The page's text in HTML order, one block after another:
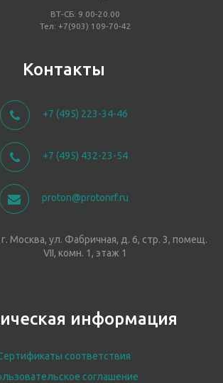
ВТ-СБ: 9.00-20.00
Тел: +7(903) 109-70-42
Контакты
+7 (495) 223-34-46
+7 (495) 432-23-54
proton@protonrf.ru
Москва, ул. Фабричная, д. 6, стр. 3, помещ.
VII, комн. 1, этаж 1
информация
соответствия
соглашение